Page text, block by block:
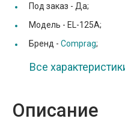
Под заказ - Да;
Модель - EL-125A;
Бренд - Comprag;
Все
Описание